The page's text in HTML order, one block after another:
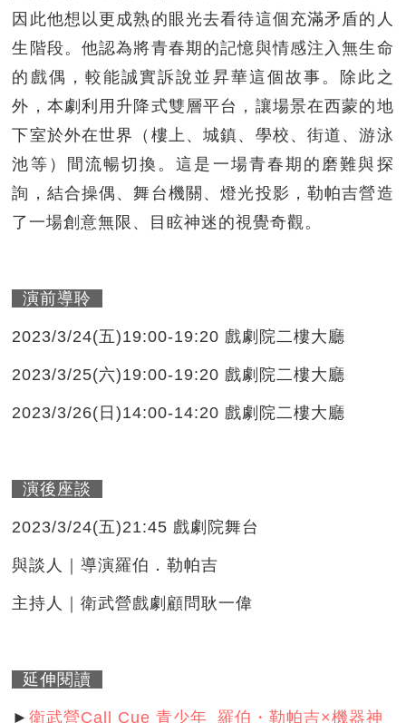
因此他想以更成熟的眼光去看待這個充滿矛盾的人
生階段。他認為將青春期的記憶與情感注入無生命
的戲偶，較能誠實訴說並昇華這個故事。除此之
外，本劇利用升降式雙層平台，讓場景在西蒙的地
下室於外在世界（樓上、城鎮、學校、街道、游泳
池等）間流暢切換。這是一場青春期的磨難與探
詢，結合操偶、舞台機關、燈光投影，勒帕吉營造
了一場創意無限、目眩神迷的視覺奇觀。
演前導聆
2023/3/24(五)19:00-19:20 戲劇院二樓大廳
2023/3/25(六)19:00-19:20 戲劇院二樓大廳
2023/3/26(日)14:00-14:20 戲劇院二樓大廳
演後座談
2023/3/24(五)21:45 戲劇院舞台
與談人｜導演羅伯．勒帕吉
主持人｜衛武營戲劇顧問耿一偉
延伸閱讀
►衛武營Call Cue 青少年_羅伯・勒帕吉×機器神